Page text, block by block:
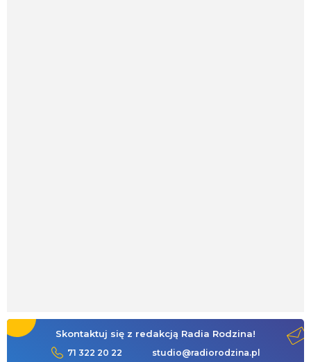
Skontaktuj się z redakcją Radia Rodzina!
71 322 20 22 studio@radiorodzina.pl